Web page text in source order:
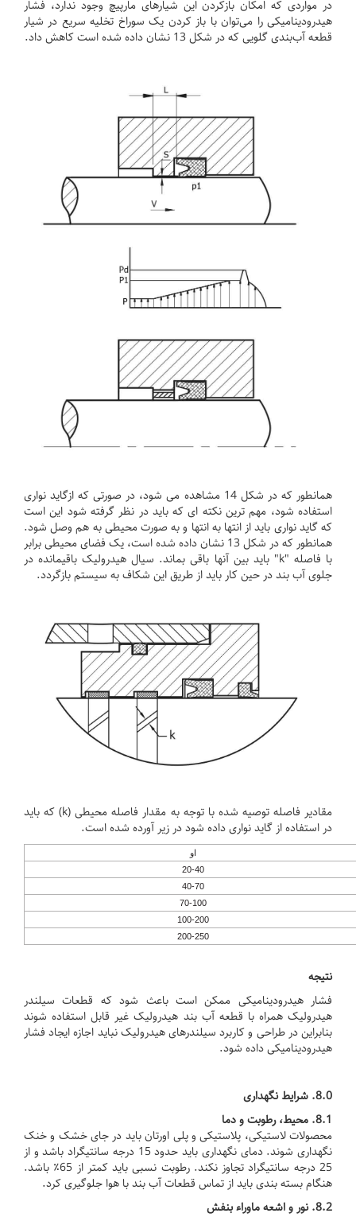
در مواردی که امکان بازکردن این شیارهای مارپیچ وجود ندارد، فشار
هیدرودینامیکی را می‌توان با باز کردن یک سوراخ تخلیه سریع در شیار
قطعه آب‌بندی گلویی که در شکل 13 نشان داده شده است کاهش داد.
همانطور که در شکل 14 مشاهده می شود، در صورتی که ازگاید نواری
استفاده شود، مهم ترین نکته ای که باید در نظر گرفته شود این است
که گاید نواری باید از انتها به انتها و به صورت محیطی به هم وصل شود.
همانطور که در شکل 13 نشان داده شده است، یک فضای محیطی برابر
با فاصله "k" باید بین آنها باقی بماند.
سیال هیدرولیک باقیمانده در
جلوی آب بند در حین کار باید از طریق این شکاف به سیستم بازگردد.
مقادیر فاصله توصیه شده با توجه به مقدار فاصله محیطی (k) که باید
در استفاده از گاید نواری داده شود در زیر آورده شده است.
او
20-40
40-70
70-100
100-200
200-250
نتیجه
فشار هیدرودینامیکی ممکن است باعث شود که قطعات سیلندر
هیدرولیک همراه با قطعه آب بند هیدرولیک غیر قابل استفاده شوند
بنابراین در طراحی و کاربرد سیلندرهای هیدرولیک نباید اجازه ایجاد فشار
هیدرودینامیکی داده شود.
8.0. شرایط نگهداری
8.1. محیط، رطوبت و دما
محصولات لاستیکی، پلاستیکی و پلی اورتان باید در جای خشک و خنک
نگهداری شوند.
دمای نگهداری باید حدود 15 درجه سانتیگراد باشد و از
25 درجه سانتیگراد تجاوز نکند.
رطوبت نسبی باید کمتر از 65٪ باشد.
هنگام بسته بندی باید از تماس قطعات آب بند با هوا جلوگیری کرد.
8.2. نور و اشعه ماوراء بنفش